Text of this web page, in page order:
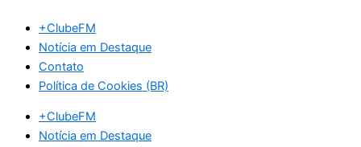
para
conteúdo
+ClubeFM
Notícia em Destaque
Contato
Política de Cookies (BR)
+ClubeFM
Notícia em Destaque